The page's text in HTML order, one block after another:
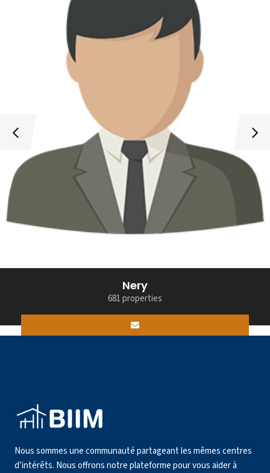
Nery
681 properties
Nous sommes une communauté partageant les mêmes centres
d’intérêts. Nous offrons notre plateforme pour vous aider à